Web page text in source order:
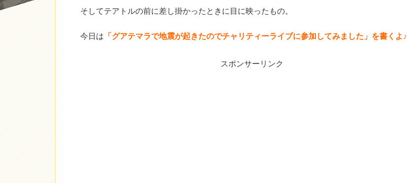
そしてテアトルの前に差し掛かったときに目に映ったもの。
今日は 「グアテマラで地震が起きたのでチャリティーライブに参加してみました」を書くよ♪
スポンサーリンク